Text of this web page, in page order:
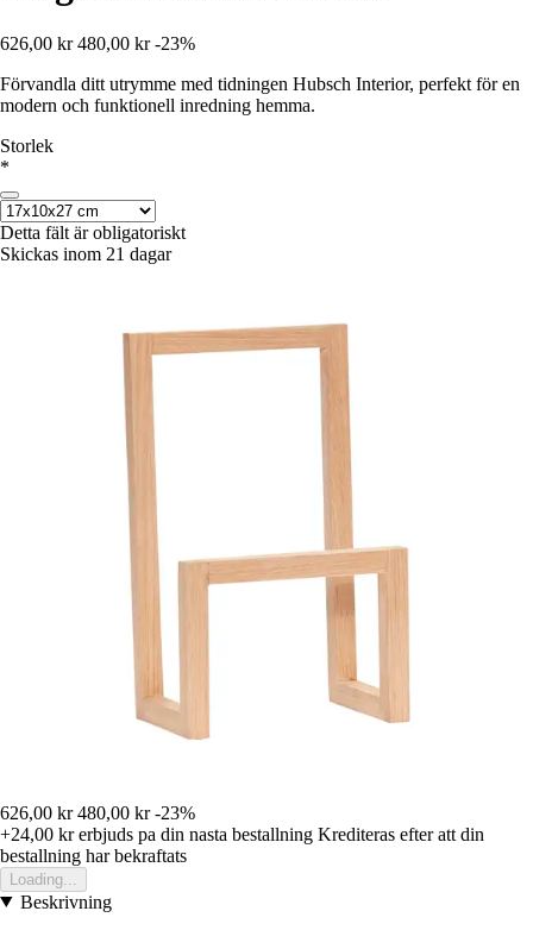
626,00 kr 480,00 kr -23%
Förvandla ditt utrymme med tidningen Hubsch Interior, perfekt för en
modern och funktionell inredning hemma.
Storlek
*
Detta fält är obligatoriskt
Skickas inom 21 dagar
626,00 kr 480,00 kr -23%
+24,00 krerbjuds pa din nasta bestallning Krediteras efter att din
bestallning har bekraftats
Loading...
Beskrivning